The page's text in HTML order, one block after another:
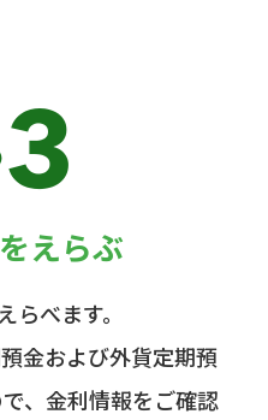
えらぶ
べます。
金および外貨定期預
、 金利情報をご確認